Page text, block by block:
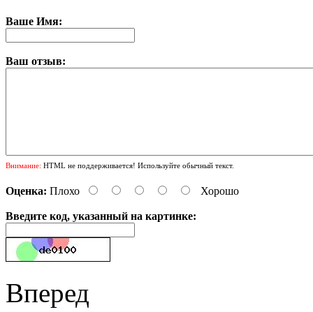
Ваше Имя:
Ваш отзыв:
Внимание: HTML не поддерживается! Используйте обычный текст.
Оценка: Плохо Хорошо
Введите код, указанный на картинке:
Вперед